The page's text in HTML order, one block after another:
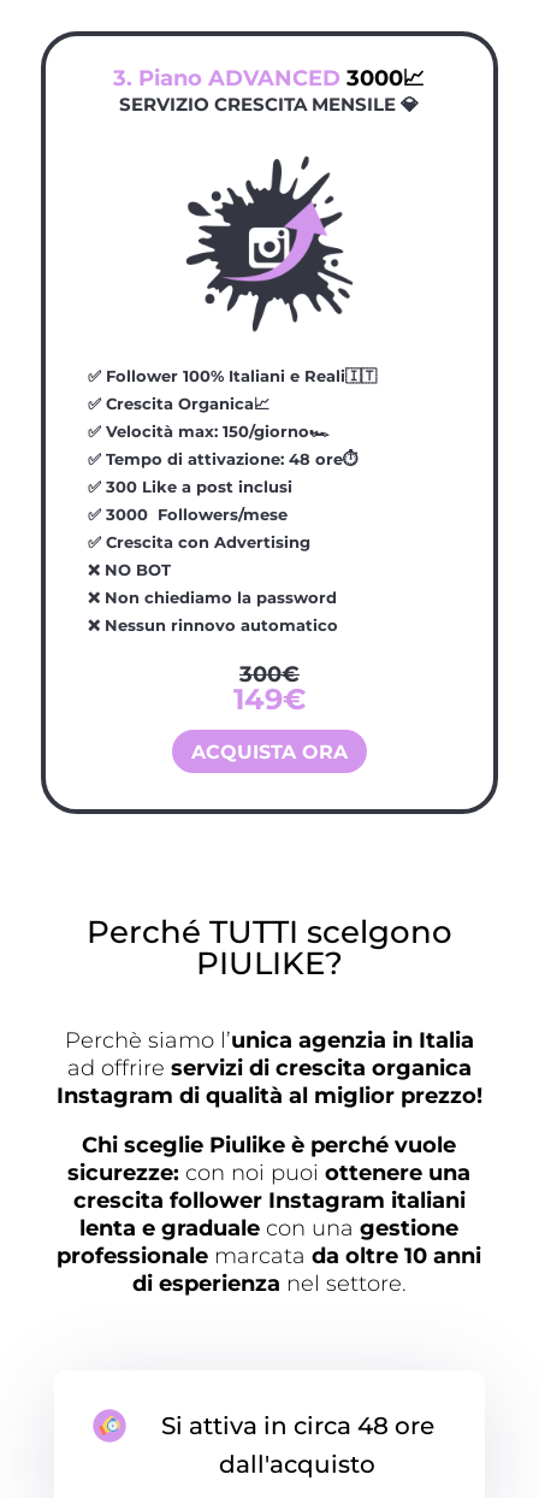
3. Piano ADVANCED 3000📈
SERVIZIO CRESCITA MENSILE 💎
✅Follower 100% Italiani e Reali🇮🇹
✅Crescita Organica📈
✅Velocità max: 150/giorno🏎️
✅Tempo di attivazione: 48 ore⏱️
✅300 Like a post inclusi
✅3000 Followers/mese
✅Crescita con Advertising
❌ NO BOT
❌ Non chiediamo la password
❌ Nessun rinnovo automatico
300€
149€
ACQUISTA ORA
Perché TUTTI scelgono
PIULIKE?
Perchè siamo l’unica agenzia in Italia
ad offrire servizi di crescita organica
Instagram di qualità al miglior prezzo!
Chi sceglie Piulike è perché vuole
sicurezze: con noi puoi ottenere una
crescita follower Instagram italiani
lenta e graduale con una gestione
professionale marcata da oltre 10 anni
di esperienza nel settore.
Si attiva in circa 48 ore
dall'acquisto